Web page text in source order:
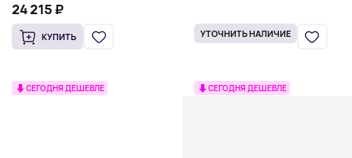
24 215 ₽
КУПИТЬ УТОЧНИТЬ НАЛИЧИЕ
СЕГОДНЯ ДЕШЕВЛЕ СЕГОДНЯ ДЕШЕВЛЕ